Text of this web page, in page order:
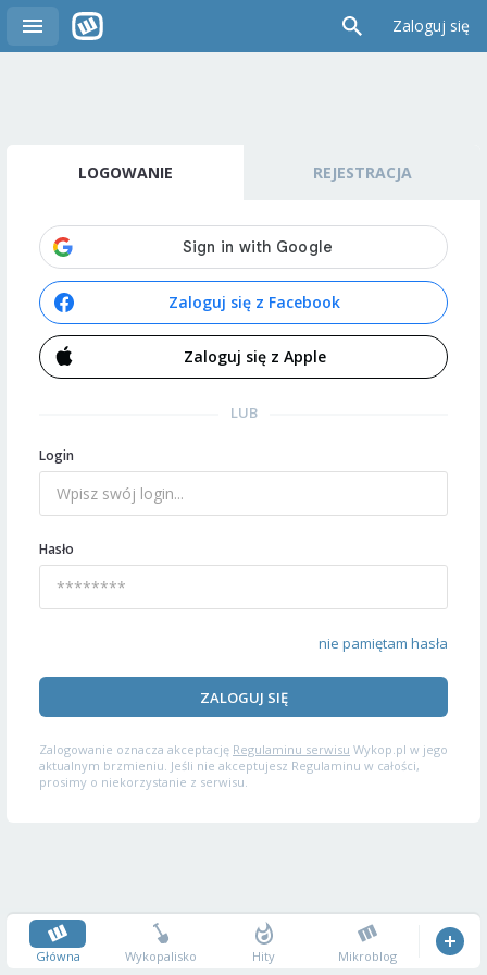
Zaloguj się
LOGOWANIE REJESTRACJA
Zaloguj się z Facebook
Zaloguj się z Apple
LUB
Login
Hasło
nie pamiętam hasła
ZALOGUJ SIĘ
Zalogowanie oznacza akceptację Regulaminu serwisu Wykop.pl w jego
aktualnym brzmieniu. Jeśli nie akceptujesz Regulaminu w całości,
prosimy o niekorzystanie z serwisu.
Główna Wykopalisko Hity Mikroblog